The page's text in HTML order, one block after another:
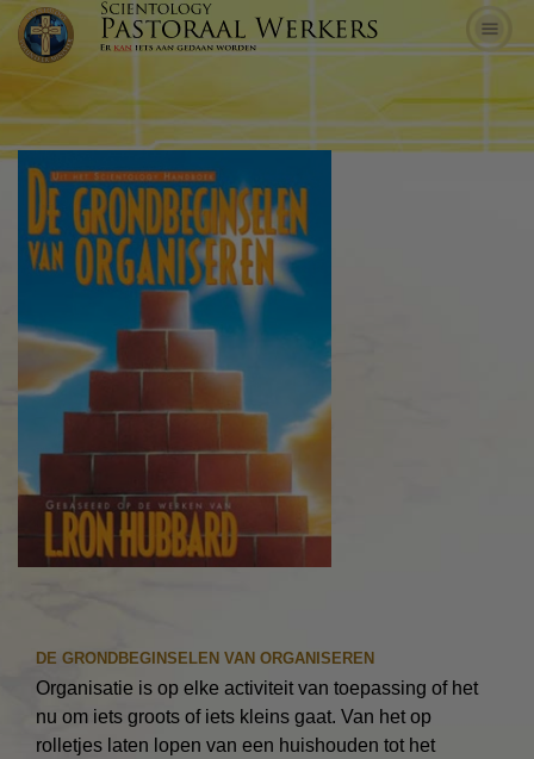
DE GRONDBEGINSELEN VAN ORGANISEREN
Organisatie is op elke activiteit van toepassing of het
nu om iets groots of iets kleins gaat. Van het op
rolletjes laten lopen van een huishouden tot het